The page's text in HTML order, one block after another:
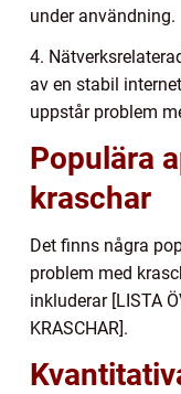
under användning.
4.
av en stabil
uppstår problem
Populära
kraschar
Det finns några
problem med
inkluderar [LISTA
KRASCHAR].